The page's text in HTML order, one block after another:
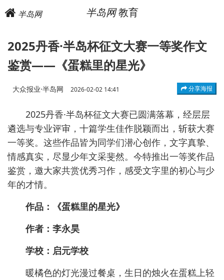
半岛网 半岛网教育
2025丹香·半岛杯征文大赛一等奖作文
鉴赏——《蛋糕里的星光》
大众报业·半岛网 2026-02-02 14:41 分享海报
2025丹香·半岛杯征文大赛已圆满落幕，经层层
遴选与专业评审，十篇学生佳作脱颖而出，斩获大赛
一等奖。这些作品皆为同学们潜心创作，文字真挚、
情感真实，尽显少年文采斐然。今特推出一等奖作品
鉴赏，邀大家共赏优秀习作，感受文字里的初心与少
年的才情。
作品：《蛋糕里的星光》
作者：李永昊
学校：启元学校
暖橘色的灯光漫过餐桌，生日的烛火在蛋糕上轻